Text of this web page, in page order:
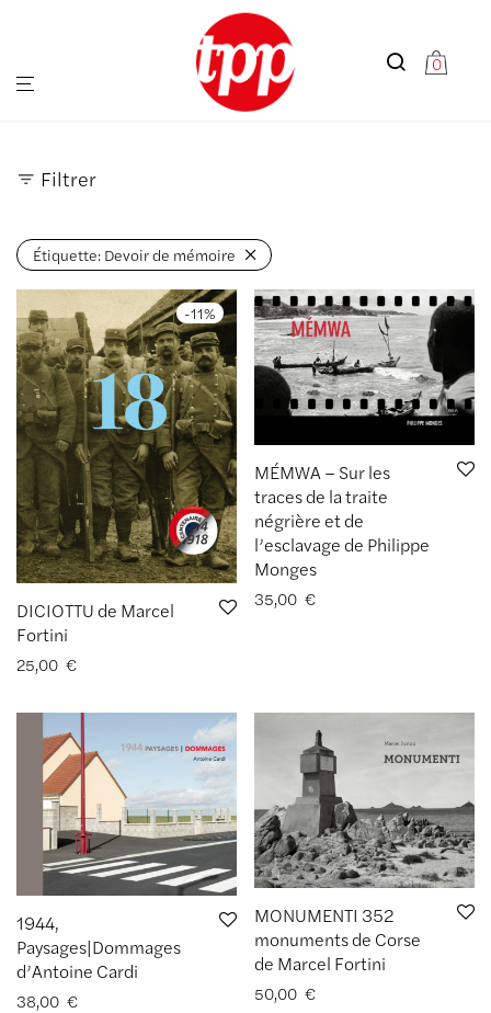
0
Filtrer
Étiquette: Devoir de mémoire
-11%
DICIOTTU de Marcel
Fortini
25,00 €
MÉMWA – Sur les
traces de la traite
négrière et de
l’esclavage de Philippe
Monges
35,00 €
1944,
Paysages|Dommages
d’Antoine Cardi
38,00 €
MONUMENTI 352
monuments de Corse
de Marcel Fortini
50,00 €